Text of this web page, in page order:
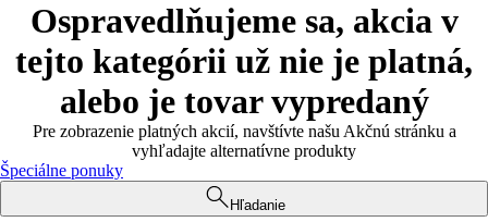
Ospravedlňujeme sa, akcia v
tejto kategórii už nie je platná,
alebo je tovar vypredaný
Pre zobrazenie platných akcií, navštívte našu Akčnú stránku a
vyhľadajte alternatívne produkty
Špeciálne ponuky
Hľadanie